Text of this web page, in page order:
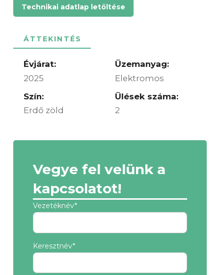
Technikai adatlap letöltése
ÁTTEKINTÉS
Évjárat:
2025
Szín:
Erdő zöld
Üzemanyag:
Elektromos
Ülések száma:
2
Vegye fel velünk a
kapcsolatot!
Vezetéknév*
Keresztnév*